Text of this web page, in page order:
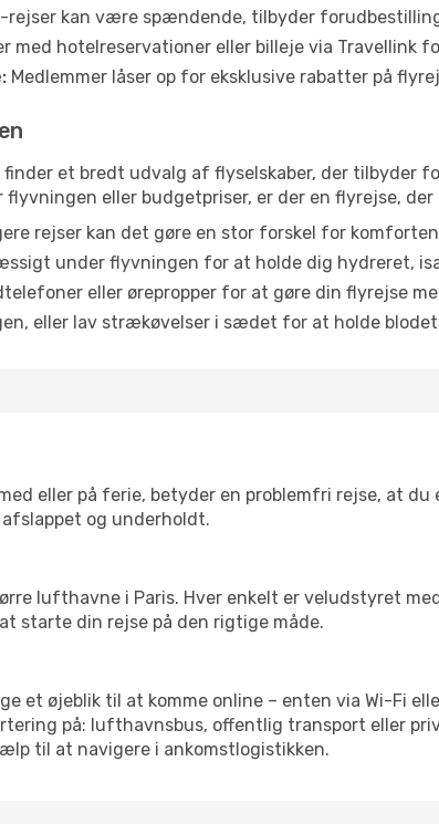
rejser kan være spændende, tilbyder
med hotelreservationer eller billeje via Travellink
Medlemmer låser op for eksklusive rabatter på
finder et bredt udvalg af flyselskaber, der tilbyder
eller budgetpriser, er der en flyrejse, der
rejser kan det gøre en stor forskel for
under flyvningen for at holde dig hydreret,
eller ørepropper for at gøre din flyrejse
eller lav strækøvelser i sædet for at holde
eller på ferie, betyder en problemfri rejse, at du
og underholdt.
lufthavne i Paris. Hver enkelt er veludstyret
starte din rejse på den rigtige måde.
et øjeblik til at komme online – enten via Wi-Fi
på: lufthavnsbus, offentlig transport eller
til at navigere i ankomstlogistikken.